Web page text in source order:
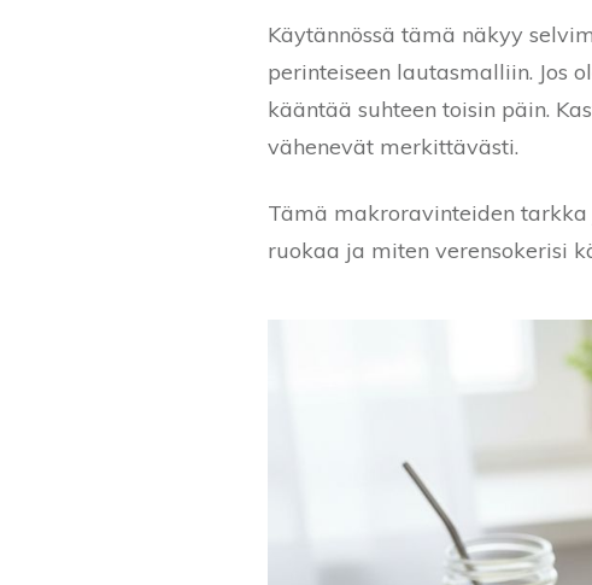
Käytännössä tämä näkyy
perinteiseen lautasmalliin. Jos
kääntää suhteen toisin päin.
vähenevät merkittävästi.
Tämä makroravinteiden tarkka
ruokaa ja miten verensokerisi